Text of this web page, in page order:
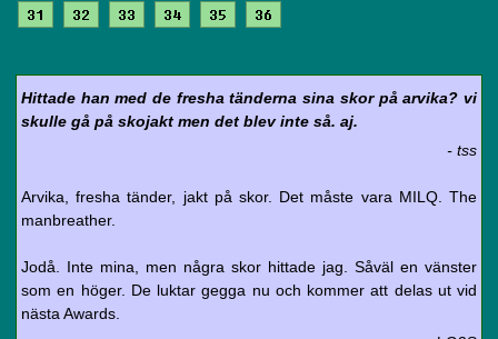
31
32 33 34 35 36
Hittade han med de fresha tänderna sina skor på arvika? vi
skulle gå på skojakt men det blev inte så. aj.
- tss
Arvika, fresha tänder, jakt på skor. Det måste vara MILQ. The
manbreather.
Jodå. Inte mina, men några skor hittade jag. Såväl en vänster
som en höger. De luktar gegga nu och kommer att delas ut vid
nästa Awards.